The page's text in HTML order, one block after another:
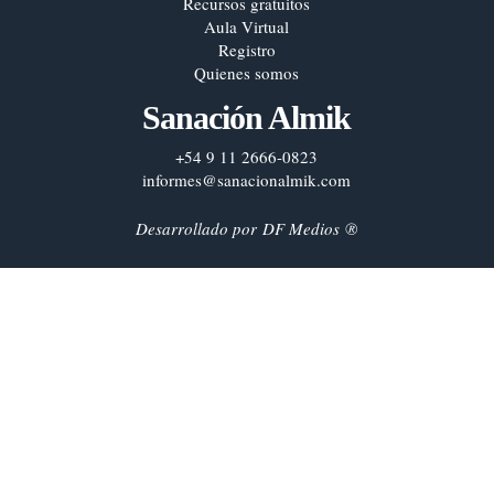
Aula Virtual
Registro
Quienes somos
Sanación Almik
+54 9 11 2666-0823
informes@sanacionalmik.com
Desarrollado porDF Medios ®